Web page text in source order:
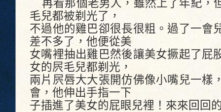
再看那個老男人，雖然上了年紀，
毛兒都被剃光了，
不過他的雞巴卻很長很粗。過了一會
差不多了，他便從美
女嘴裡抽出雞巴然後讓美女撅起了屁
女的屄毛兒都剃光，
兩片屄唇大大張開仿佛像小嘴兒一樣
會，他伸出手指一下
子插進了美女的屁眼兒裡！來來回回